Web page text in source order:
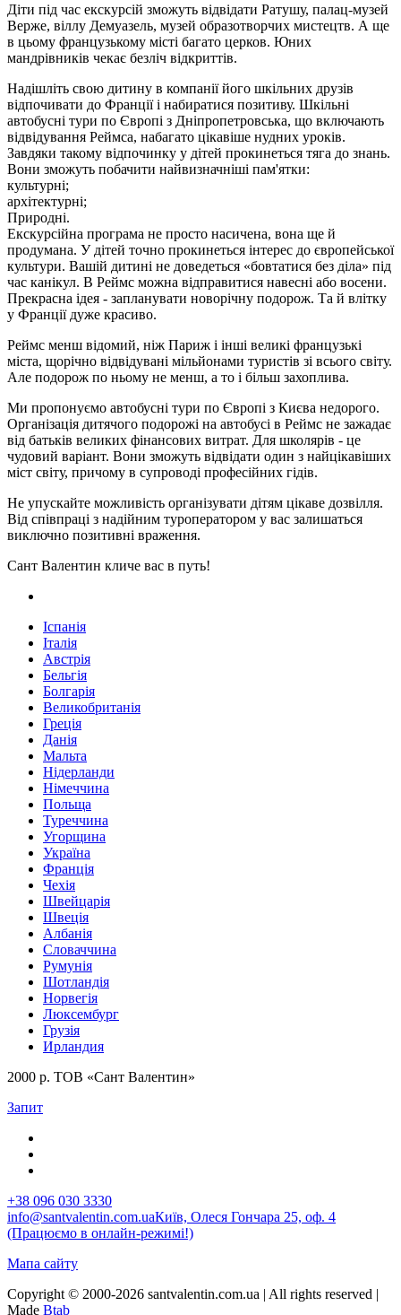
Діти під час екскурсій зможуть відвідати Ратушу, палац-музей
Верже, віллу Демуазель, музей образотворчих мистецтв. А ще
в цьому французькому місті багато церков. Юних
мандрівників чекає безліч відкриттів.
Надішліть свою дитину в компанії його шкільних друзів
відпочивати до Франції і набиратися позитиву. Шкільні
автобусні тури по Європі з Дніпропетровська, що включають
відвідування Реймса, набагато цікавіше нудних уроків.
Завдяки такому відпочинку у дітей прокинеться тяга до знань.
Вони зможуть побачити найвизначніші пам'ятки:
культурні;
архітектурні;
Природні.
Екскурсійна програма не просто насичена, вона ще й
продумана. У дітей точно прокинеться інтерес до європейської
культури. Вашій дитині не доведеться «бовтатися без діла» під
час канікул. В Реймс можна відправитися навесні або восени.
Прекрасна ідея - запланувати новорічну подорож. Та й влітку
у Франції дуже красиво.
Реймс менш відомий, ніж Париж і інші великі французькі
міста, щорічно відвідувані мільйонами туристів зі всього світу.
Але подорож по ньому не менш, а то і більш захоплива.
Ми пропонуємо автобусні тури по Європі з Києва недорого.
Організація дитячого подорожі на автобусі в Реймс не зажадає
від батьків великих фінансових витрат. Для школярів - це
чудовий варіант. Вони зможуть відвідати один з найцікавіших
міст світу, причому в супроводі професійних гідів.
Не упускайте можливість організувати дітям цікаве дозвілля.
Від співпраці з надійним туроператором у вас залишаться
виключно позитивні враження.
Сант Валентин кличе вас в путь!
Іспанія
Італія
Австрія
Бельгія
Болгарія
Великобританія
Греція
Данія
Мальта
Нідерланди
Німеччина
Польща
Туреччина
Угорщина
Україна
Франція
Чехія
Швейцарія
Швеція
Албанія
Словаччина
Румунія
Шотландія
Норвегія
Люксембург
Грузія
Ирландия
2000 р. ТОВ «Сант Валентин»
Запит
+38 096 030 3330
info@santvalentin.com.uaКиїв, Олеся Гончара 25, оф. 4
(Працюємо в онлайн-режимі!)
Мапа сайту
Copyright © 2000-2026 santvalentin.com.ua | All rights reserved |
Made Btab